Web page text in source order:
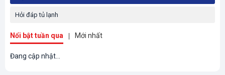
Hỏi đáp tủ lạnh
Nổi bật tuần qua Mới nhất
Đang cập nhật...